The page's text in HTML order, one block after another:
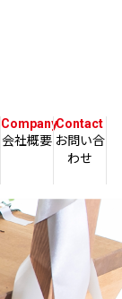
Company
会社概要
Contact
お問い合
わせ